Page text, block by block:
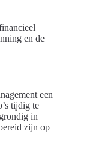
en de
een
tijdig te
in
zijn op